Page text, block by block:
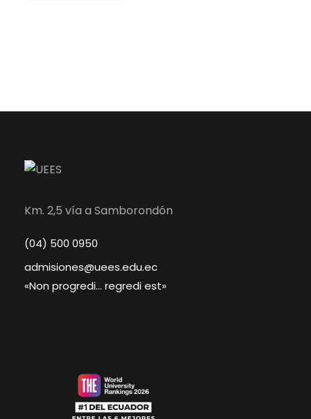
Km. 2,5 vía a Samborondón
(04) 500 0950
admisiones@uees.edu.ec
«Non progredi… regredi est»